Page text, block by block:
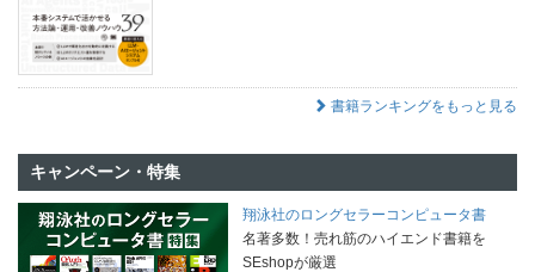
書籍ランキングをもっと見る
キャンペーン・特集
翔泳社のロングセラーコンピュータ書
名著多数！売れ筋のハイエンド書籍を
SEshopが厳選